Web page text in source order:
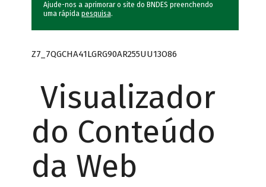
Ajude-nos a aprimorar o site do BNDES preenchendo
uma rápida pesquisa.
Z7_7QGCHA41LGRG90AR255UU13O86
Visualizador
do Conteúdo
da Web